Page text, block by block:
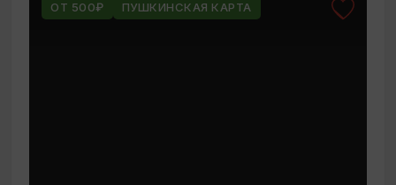
ОТ 500₽ ПУШКИНСКАЯ КАРТА